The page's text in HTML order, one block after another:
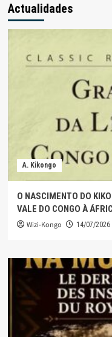
Actualidades
A. Kikongo
O NASCIMENTO DO
VALE DO CONGO À
Wizi-Kongo 14/07/2026